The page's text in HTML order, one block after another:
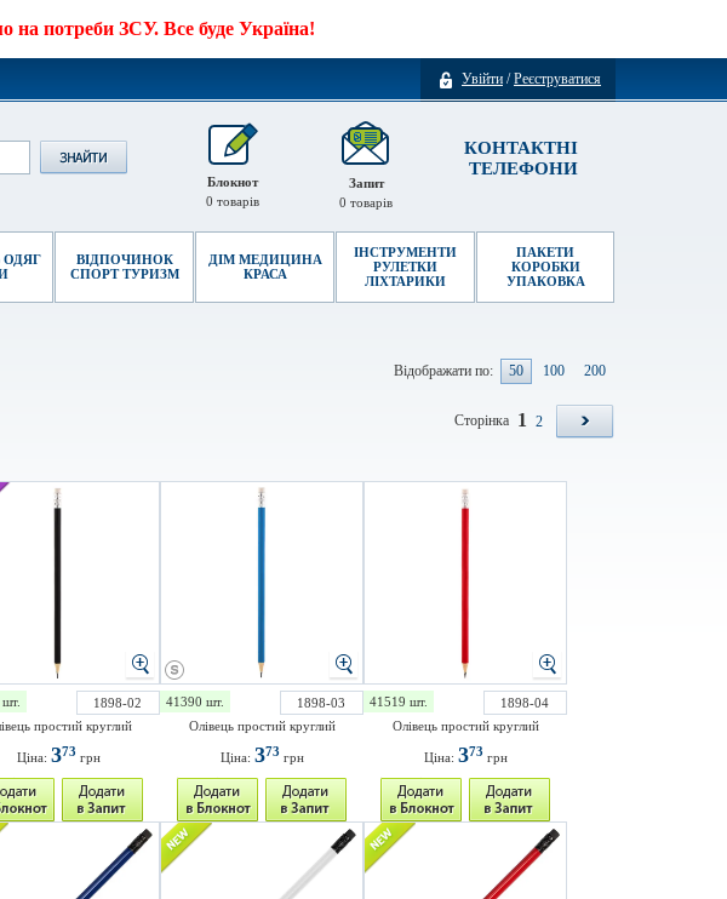
на потреби ЗСУ. Все буде Україна!
Увійти /Реєструватися
КОНТАКТНІ
ТЕЛЕФОНИ
Запит
0 товарів
Блокнот
0 товарів
ОДЯГ
ВІДПОЧИНОК
СПОРТ ТУРИЗМ
ДІМ МЕДИЦИНА
КРАСА
ІНСТРУМЕНТИ
РУЛЕТКИ
ЛІХТАРИКИ
ПАКЕТИ
КОРОБКИ
УПАКОВКА
Відображати по: 50 100 200
1 2
Сторінка
1898-02
простий круглий
Ціна: 373 грн
41390 шт.
1898-03
Олівець простий круглий
Ціна: 373 грн
41519 шт.
1898-04
Олівець простий круглий
Ціна: 373 грн